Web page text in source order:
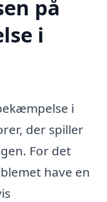
på
i
i
der spiller
For det
have en